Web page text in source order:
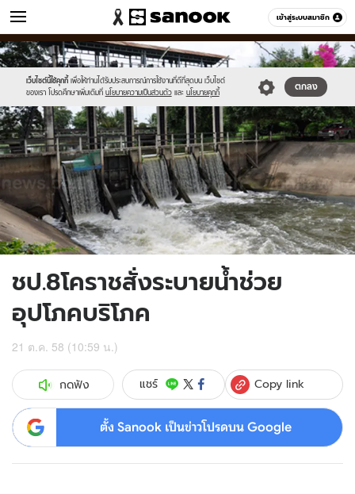
เข้าสู่ระบบสมาชิก
ข่าว หมวดอื่นๆ
เว็บไซต์นี้ใช้คุกกี้ เพื่อให้ท่านได้รับประสบการณ์การใช้งานที่ดีที่สุดบน เว็บไซต์
ของเรา โปรดศึกษาเพิ่มเติมที่ นโยบายความเป็นส่วนตัว และ นโยบายคุกกี้
ตกลง
Sanook
//s.isanook.com/sr/0/images/logo-
new-
sanook.png
600
60
//s.isanook.com/ns/0/ud/377/1886098/653805-
01.jpg
ชป.8โคราชสั่งระบายน้ำช่วย
อุปโภคบริโภค
21 ต.ค. 58 (10:59 น.)
กดฟัง แชร์ Copy link
ตั้ง Sanook เป็นข่าวโปรดบน Google